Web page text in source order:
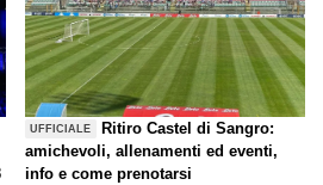
UFFICIALE
Ritiro Castel di Sangro:
amichevoli, allenamenti ed eventi,
info e come prenotarsi